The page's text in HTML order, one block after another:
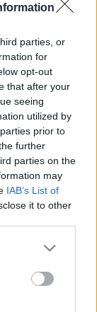
parties, or
for
opt-out
that after your
seeing
utilized by
prior to
further
parties on the
may
IAB’s List of
it to other
more Google
may click to
tags to
below Google